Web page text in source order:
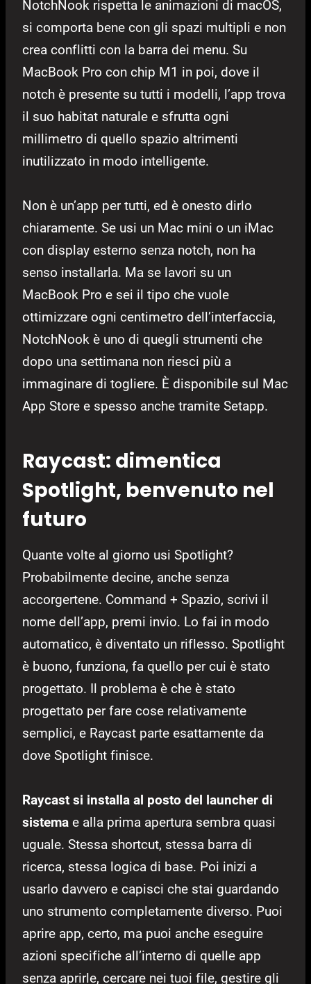
NotchNook rispetta le animazioni di macOS,
si comporta bene con gli spazi multipli e non
crea conflitti con la barra dei menu. Su
MacBook Pro con chip M1 in poi, dove il
notch è presente su tutti i modelli, l’app trova
il suo habitat naturale e sfrutta ogni
millimetro di quello spazio altrimenti
inutilizzato in modo intelligente.
Non è un’app per tutti, ed è onesto dirlo
chiaramente. Se usi un Mac mini o un iMac
con display esterno senza notch, non ha
senso installarla. Ma se lavori su un
MacBook Pro e sei il tipo che vuole
ottimizzare ogni centimetro dell’interfaccia,
NotchNook è uno di quegli strumenti che
dopo una settimana non riesci più a
immaginare di togliere. È disponibile sul Mac
App Store e spesso anche tramite Setapp.
Raycast: dimentica
Spotlight, benvenuto nel
futuro
Quante volte al giorno usi Spotlight?
Probabilmente decine, anche senza
accorgertene. Command + Spazio, scrivi il
nome dell’app, premi invio. Lo fai in modo
automatico, è diventato un riflesso. Spotlight
è buono, funziona, fa quello per cui è stato
progettato. Il problema è che è stato
progettato per fare cose relativamente
semplici, e Raycast parte esattamente da
dove Spotlight finisce.
Raycast si installa al posto del launcher di
sistema e alla prima apertura sembra quasi
uguale. Stessa shortcut, stessa barra di
ricerca, stessa logica di base. Poi inizi a
usarlo davvero e capisci che stai guardando
uno strumento completamente diverso. Puoi
aprire app, certo, ma puoi anche eseguire
azioni specifiche all’interno di quelle app
senza aprirle, cercare nei tuoi file, gestire gli